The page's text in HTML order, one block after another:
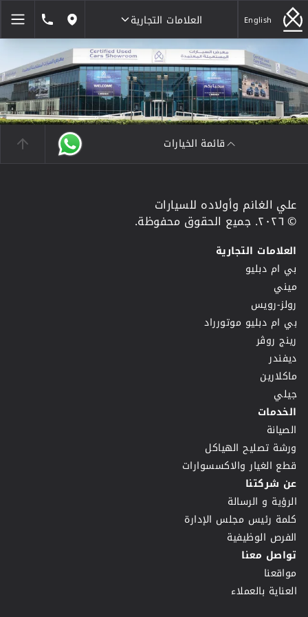
English
العلامات التجارية
العلامات التجارية
مواقعنا
قائمة الخيارات
علي الغانم وأولاده للسيارات
© ٢٠٢٦. جميع الحقوق محفوظة.
العلامات التجارية
بي ام دبليو
ميني
رولز-رويس
بي ام دبليو موتورراد
رينج روڤر
ديفندر
ماكلارين
جيلي
الخدمات
الصيانة
ورشة تصليح الهياكل
قطع الغيار والاكسسوارات
عن شركتنا
الرؤية و الرسالة
كلمة رئيس مجلس الإدارة
الفرص الوظيفية
تواصل معنا
مواقعنا
العناية بالعملاء